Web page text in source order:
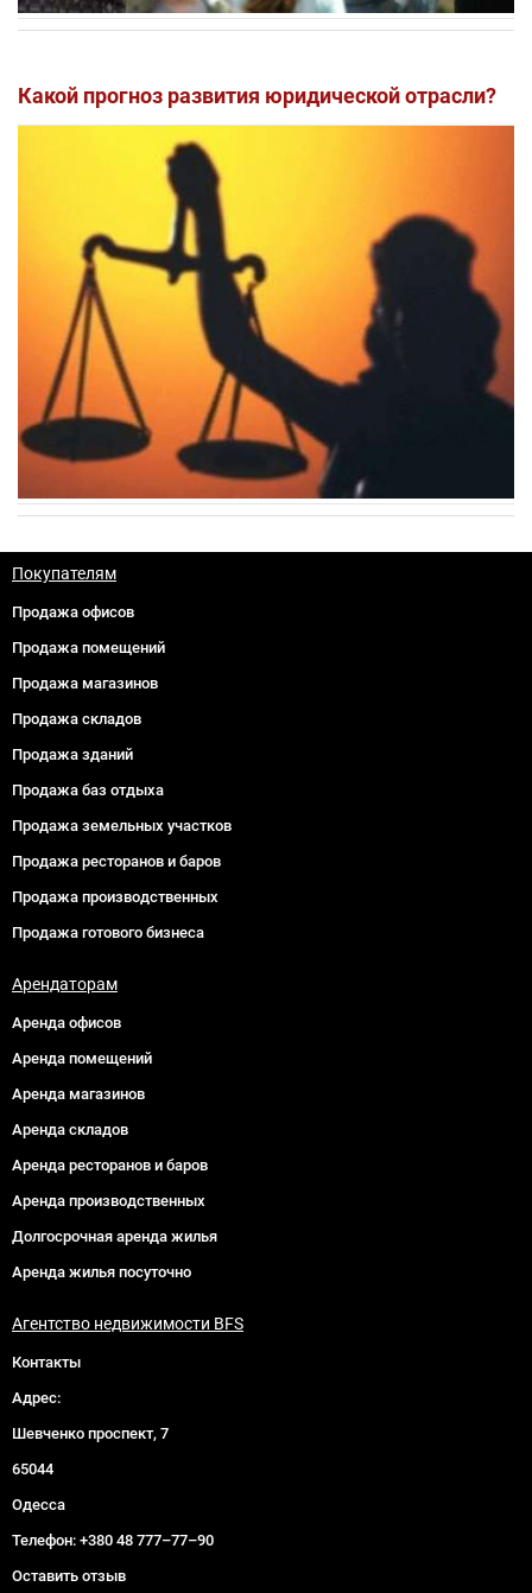
Какой прогноз развития юридической отрасли?
Покупателям
Продажа офисов
Продажа помещений
Продажа магазинов
Продажа складов
Продажа зданий
Продажа баз отдыха
Продажа земельных участков
Продажа ресторанов и баров
Продажа производственных
Продажа готового бизнеса
Арендаторам
Аренда офисов
Аренда помещений
Аренда магазинов
Аренда складов
Аренда ресторанов и баров
Аренда производственных
Долгосрочная аренда жилья
Аренда жилья посуточно
Агентство недвижимости BFS
Контакты
Адрес:
Шевченко проспект, 7
65044
Одесса
Телефон: +380 48 777–77–90
Оставить отзыв